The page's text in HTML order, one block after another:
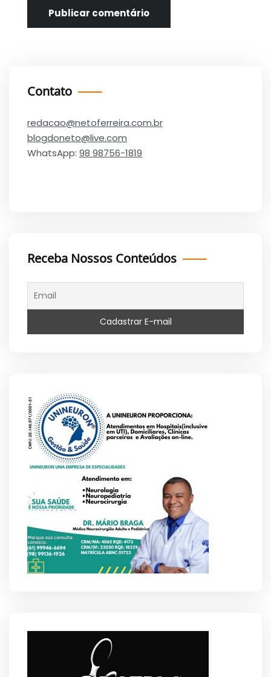
Contato
redacao@netoferreira.com.br
blogdoneto@live.com
WhatsApp: 98 98756-1819
Receba Nossos Conteúdos